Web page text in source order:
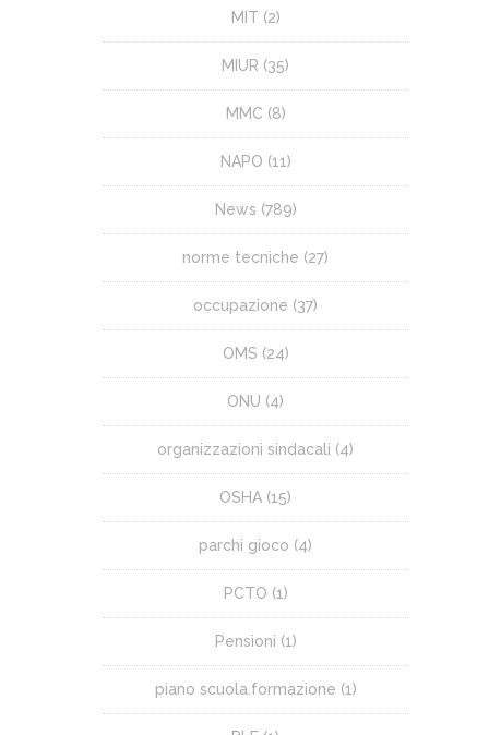
MIT (2)
MIUR (35)
MMC (8)
NAPO (11)
News (789)
norme tecniche (27)
occupazione (37)
OMS (24)
ONU (4)
organizzazioni sindacali (4)
OSHA (15)
parchi gioco (4)
PCTO (1)
Pensioni (1)
piano scuola.formazione (1)